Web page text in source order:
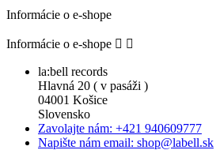
Informácie o e-shope
Informácie o e-shope  
la:bell records
Hlavná 20 ( v pasáži )
04001 Košice
Slovensko
Zavolajte nám: +421 940609777
Napište nám email: shop@labell.sk